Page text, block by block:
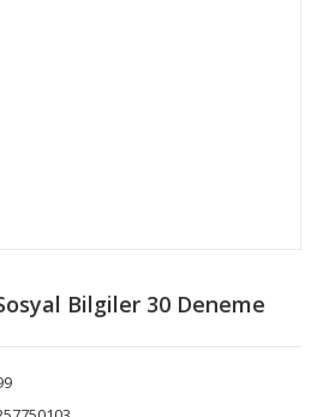
Sosyal Bilgiler 30 Deneme